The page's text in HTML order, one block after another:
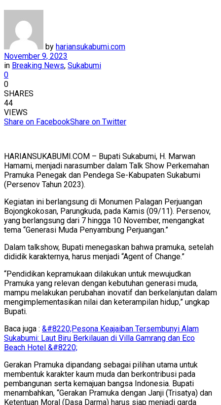
by hariansukabumi.com
November 9, 2023
in Breaking News, Sukabumi
0
0
SHARES
44
VIEWS
Share on FacebookShare on Twitter
HARIANSUKABUMI.COM – Bupati Sukabumi, H. Marwan
Hamami, menjadi narasumber dalam Talk Show Perkemahan
Pramuka Penegak dan Pendega Se-Kabupaten Sukabumi
(Persenov Tahun 2023).
Kegiatan ini berlangsung di Monumen Palagan Perjuangan
Bojongkokosan, Parungkuda, pada Kamis (09/11). Persenov,
yang berlangsung dari 7 hingga 10 November, mengangkat
tema “Generasi Muda Penyambung Perjuangan.”
Dalam talkshow, Bupati menegaskan bahwa pramuka, setelah
dididik karakternya, harus menjadi “Agent of Change.”
“Pendidikan kepramukaan dilakukan untuk mewujudkan
Pramuka yang relevan dengan kebutuhan generasi muda,
mampu melakukan perubahan inovatif dan berkelanjutan dalam
mengimplementasikan nilai dan keterampilan hidup,” ungkap
Bupati.
Baca juga : &#8220;Pesona Keajaiban Tersembunyi Alam
Sukabumi: Laut Biru Berkilauan di Villa Gamrang dan Eco
Beach Hotel &#8220;
Gerakan Pramuka dipandang sebagai pilihan utama untuk
membentuk karakter kaum muda dan berkontribusi pada
pembangunan serta kemajuan bangsa Indonesia. Bupati
menambahkan, “Gerakan Pramuka dengan Janji (Trisatya) dan
Ketentuan Moral (Dasa Darma) harus siap menjadi garda